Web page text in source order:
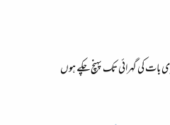
بات کی گہرائی تک پہنچ چکے ہوں